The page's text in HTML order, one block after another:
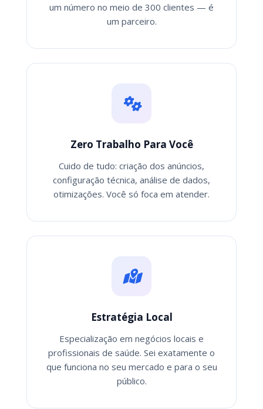
um número no meio de 300 clientes — é
um parceiro.
Zero Trabalho Para Você
Cuido de tudo: criação dos anúncios,
configuração técnica, análise de dados,
otimizações. Você só foca em atender.
Estratégia Local
Especialização em negócios locais e
profissionais de saúde. Sei exatamente o
que funciona no seu mercado e para o seu
público.